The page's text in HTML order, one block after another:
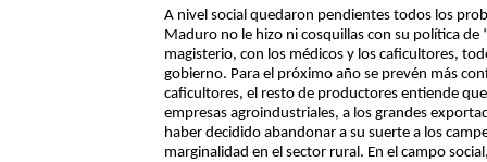
A nivel social quedaron pendientes todos los
Maduro no le hizo ni cosquillas con su política
magisterio, con los médicos y los caficultores,
gobierno. Para el próximo año se prevén más
caficultores, el resto de productores entiende
empresas agroindustriales, a los grandes
haber decidido abandonar a su suerte a los
marginalidad en el sector rural. En el campo